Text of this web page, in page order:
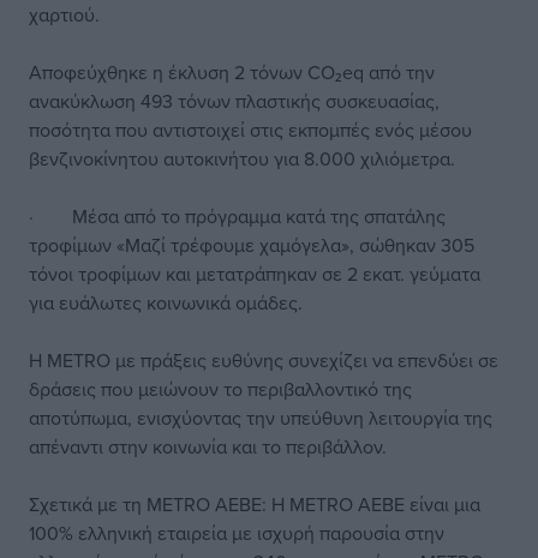
χαρτιού.
Αποφεύχθηκε η έκλυση 2 τόνων CO₂eq από την
ανακύκλωση 493 τόνων πλαστικής συσκευασίας,
ποσότητα που αντιστοιχεί στις εκπομπές ενός μέσου
βενζινοκίνητου αυτοκινήτου για 8.000 χιλιόμετρα.
· Μέσα από το πρόγραμμα κατά της σπατάλης
τροφίμων «Μαζί τρέφουμε χαμόγελα», σώθηκαν 305
τόνοι τροφίμων και μετατράπηκαν σε 2 εκατ. γεύματα
για ευάλωτες κοινωνικά ομάδες.
Η METRO με πράξεις ευθύνης συνεχίζει να επενδύει σε
δράσεις που μειώνουν το περιβαλλοντικό της
αποτύπωμα, ενισχύοντας την υπεύθυνη λειτουργία της
απέναντι στην κοινωνία και το περιβάλλον.
Σχετικά με τη METRO ΑΕΒΕ: H METRO ΑΕΒΕ είναι μια
100% ελληνική εταιρεία με ισχυρή παρουσία στην